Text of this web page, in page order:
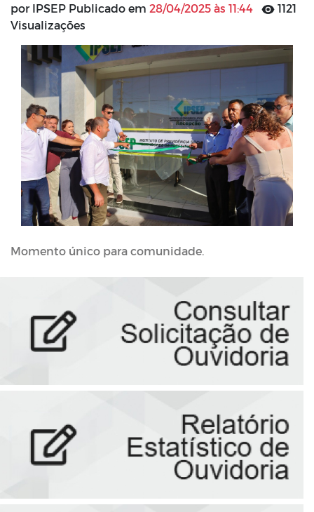
por IPSEP Publicado em 28/04/2025 às 11:44
1121
Visualizações
Momento único para comunidade.